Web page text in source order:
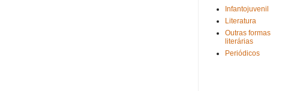
Infantojuvenil
Literatura
Outras formas
literárias
Periódicos